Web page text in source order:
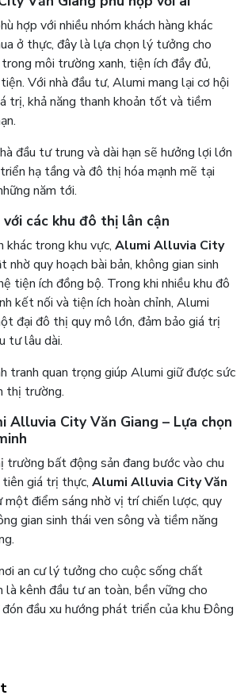
hợp với nhiều nhóm khách hàng khác
ở thực, đây là lựa chọn lý tưởng cho
môi trường xanh, tiện ích đầy đủ,
Với nhà đầu tư, Alumi mang lại cơ hội
trị, khả năng thanh khoản tốt và tiềm
đầu tư trung và dài hạn sẽ hưởng lợi lớn
hạ tầng và đô thị hóa mạnh mẽ tại
năm tới.
các khu đô thị lân cận
khác trong khu vực, Alumi Alluvia City
nhờ quy hoạch bài bản, không gian sinh
tiện ích đồng bộ. Trong khi nhiều khu đô
kết nối và tiện ích hoàn chỉnh, Alumi
đại đô thị quy mô lớn, đảm bảo giá trị
tư lâu dài.
tranh quan trọng giúp Alumi giữ được sức
thị trường.
Alluvia City Văn Giang – Lựa chọn
trường bất động sản đang bước vào chu
giá trị thực, Alumi Alluvia City Văn
một điểm sáng nhờ vị trí chiến lược, quy
gian sinh thái ven sông và tiềm năng
an cư lý tưởng cho cuộc sống chất
là kênh đầu tư an toàn, bền vững cho
đầu xu hướng phát triển của khu Đông